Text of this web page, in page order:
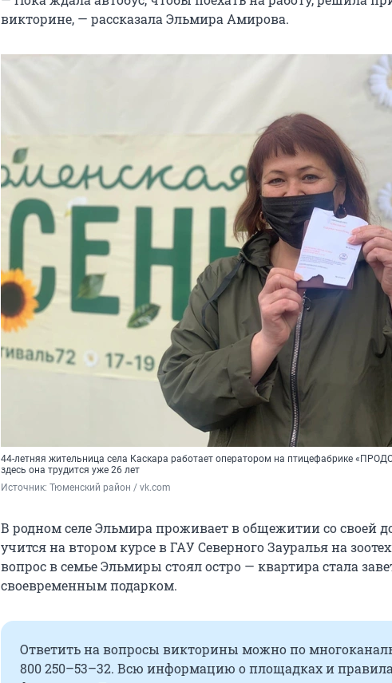
викторине, — рассказала Эльмира Амирова.
44-летняя жительница села Каскара работает оператором на птицефабрике
здесь она трудится уже 26 лет
Источник: Тюменский район / vk.com
В родном селе Эльмира проживает в общежитии со своей
учится на втором курсе в ГАУ Северного Зауралья на
вопрос в семье Эльмиры стоял остро — квартира стала
своевременным подарком.
Ответить на вопросы викторины можно по
800 250–53–32. Всю информацию о площадках и